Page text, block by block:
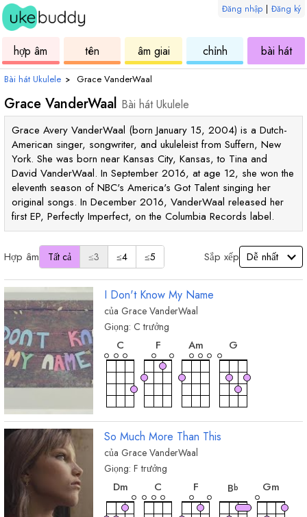
Đăng nhập | Đăng ký
hợp âm
ukulele
tên
hợp
âm giai
ukulele
chỉnh
ukulele
bài hát
Bài hát Ukulele › Grace VanderWaal
Grace VanderWaal Bài hát Ukulele
Grace Avery VanderWaal (born January 15, 2004) is a Dutch-
American singer, songwriter, and ukuleleist from Suffern, New
York. She was born near Kansas City, Kansas, to Tina and
David VanderWaal. In September 2016, at age 12, she won the
eleventh season of NBC's America's Got Talent singing her
original songs. In December 2016, VanderWaal released her
first EP, Perfectly Imperfect, on the Columbia Records label.
Hợp âm Tất cả ≤3 ≤4 ≤5 Sắp xếp
I Don't Know My Name
của Grace VanderWaal
Giọng: C trưởng
C
hợp
F
hợp
Am G
So Much More Than This
của Grace VanderWaal
Giọng: F trưởng
Dm
hợp
C
hợp
F Bb Gm